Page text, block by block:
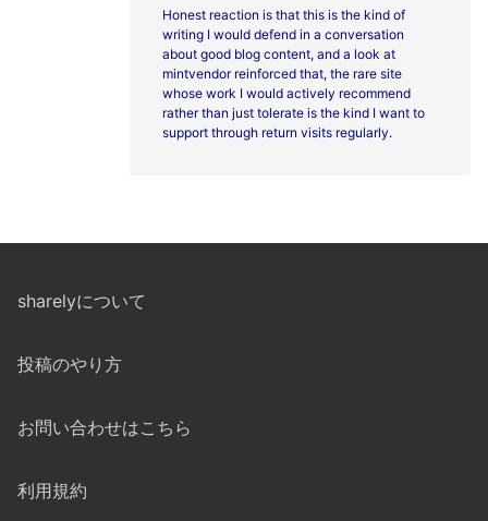
Honest reaction is that this is the kind of
writing I would defend in a conversation
about good blog content, and a look at
mintvendor reinforced that, the rare site
whose work I would actively recommend
rather than just tolerate is the kind I want to
support through return visits regularly.
sharelyについて
投稿のやり方
お問い合わせはこちら
利用規約